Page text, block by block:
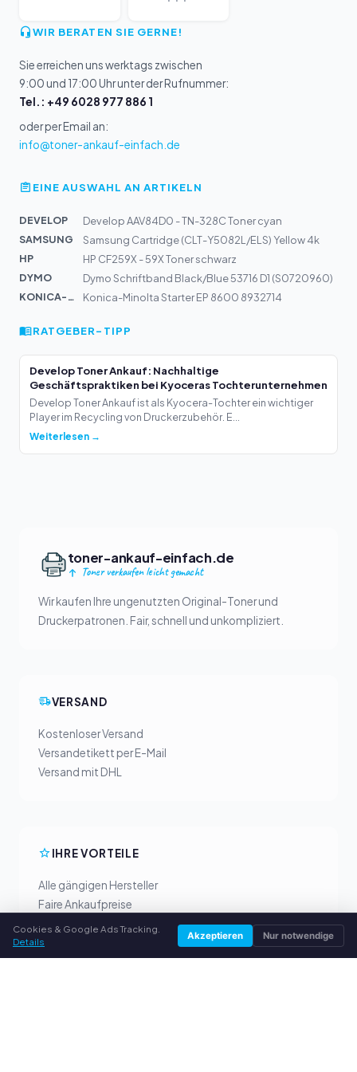
WIR BERATEN SIE GERNE!
Sie erreichen uns werktags zwischen
9:00 und 17:00 Uhr unter der Rufnummer:
Tel.: +49 6028 977 886 1
oder per Email an:
info@toner-ankauf-einfach.de
EINE AUSWAHL AN ARTIKELN
DEVELOP
Develop AAV84D0 - TN-328C Toner cyan
SAMSUNG
Samsung Cartridge (CLT-Y5082L/ELS) Yellow 4k
HP
HP CF259X - 59X Toner schwarz
DYMO
Dymo Schriftband Black/Blue 53716 D1 (S0720960)
KONICA-MIN...
Konica-Minolta Starter EP 8600 8932714
RATGEBER-TIPP
Develop Toner Ankauf: Nachhaltige
Geschäftspraktiken bei Kyoceras Tochterunternehmen
Develop Toner Ankauf ist als Kyocera-Tochter ein wichtiger
Player im Recycling von Druckerzubehör. E...
Weiterlesen →
toner-ankauf-einfach.de
Toner verkaufen leicht gemacht
Wir kaufen Ihre ungenutzten Original-Toner und
Druckerpatronen. Fair, schnell und unkompliziert.
VERSAND
Kostenloser Versand
Versandetikett per E-Mail
Versand mit DHL
IHRE VORTEILE
Alle gängigen Hersteller
Faire Ankaufpreise
Geld vorab per PayPal
Persönliche Beratung
Cookies & Google Ads Tracking.
Details
Akzeptieren Nur notwendige